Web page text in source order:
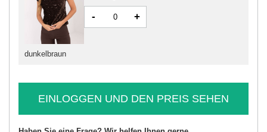
dunkelbraun
- +
EINLOGGEN UND DEN PREIS SEHEN